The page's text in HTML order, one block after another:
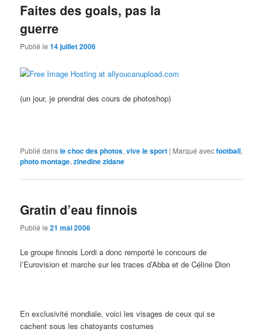
Faites des goals, pas la
guerre
Publié le14 juillet 2006
(un jour, je prendrai des cours de photoshop)
Publié dansle choc des photos,vive le sport | Marqué avecfootball,
photo montage,zinedine zidane
Gratin d’eau finnois
Publié le21 mai 2006
Le groupe finnois Lordi a donc remporté le concours de
l’Eurovision et marche sur les traces d’Abba et de Céline Dion
En exclusivité mondiale, voici les visages de ceux qui se
cachent sous les chatoyants costumes